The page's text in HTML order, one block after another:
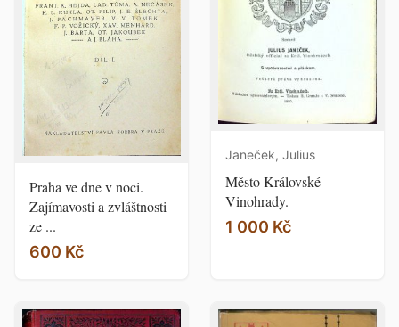
Praha ve dne v noci.
Zajímavosti a zvláštnosti
ze ...
600 Kč
Janeček, Julius
Město Královské
Vinohrady.
1 000 Kč